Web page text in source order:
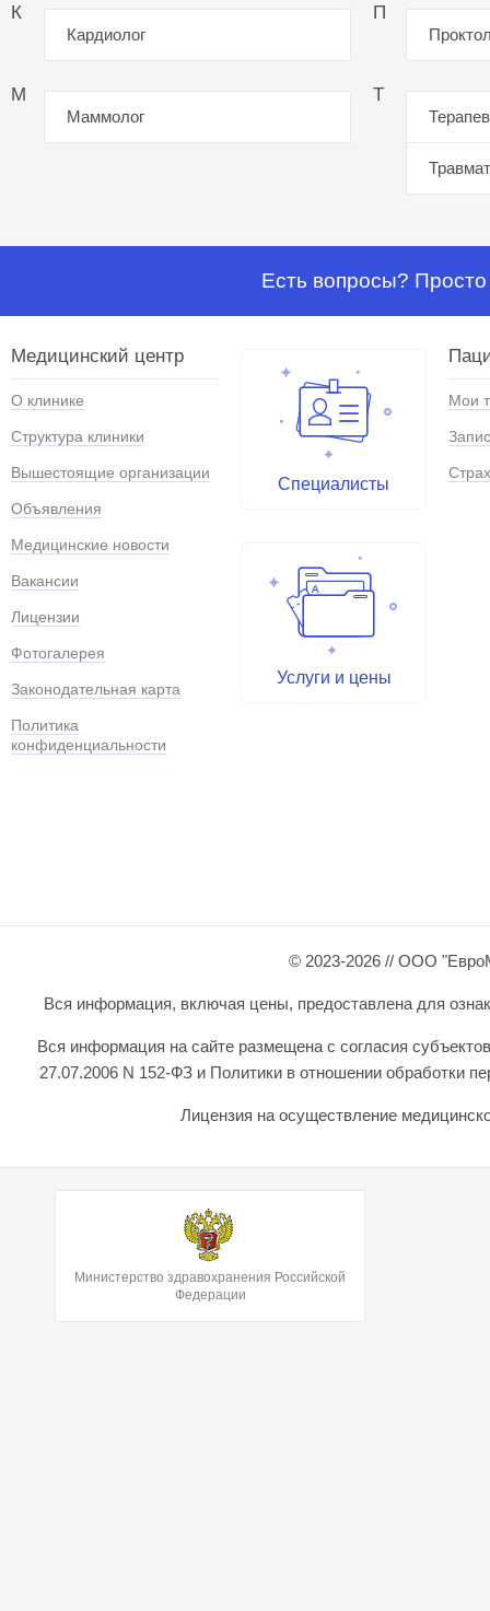
К
Кардиолог
М
Маммолог
П
Т
Есть вопросы?
Медицинский центр
О клинике
Структура клиники
Вышестоящие организации
Объявления
Медицинские новости
Вакансии
Лицензии
Фотогалерея
Законодательная карта
Политика
конфиденциальности
Специалисты
Услуги и цены
Мои
© 2023-2026 // ООО
Вся информация, включая цены, предоставлена для
Вся информация на сайте размещена с согласия
27.07.2006 N 152-ФЗ и Политики в отношении обработки
Лицензия на осуществление
Министерство здравохранения Российской
Федерации